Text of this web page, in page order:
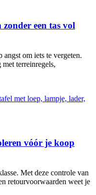
een tas vol
om iets te vergeten.
terreinregels,
vóór je koop
Met deze controle van
retourvoorwaarden weet je